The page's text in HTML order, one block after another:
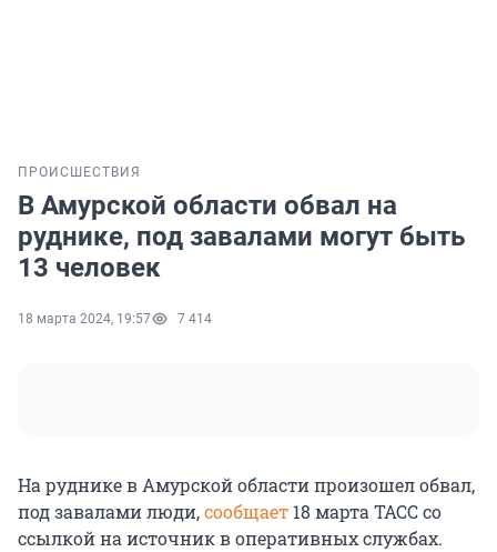
ПРОИСШЕСТВИЯ
В Амурской области обвал на
руднике, под завалами могут быть
13 человек
18 марта 2024, 19:57 7 414
На руднике в Амурской области произошел обвал,
под завалами люди,сообщает 18 марта ТАСС со
ссылкой на источник в оперативных службах.